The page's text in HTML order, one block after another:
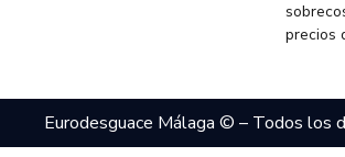
precios
Eurodesguace Málaga © – Todos los